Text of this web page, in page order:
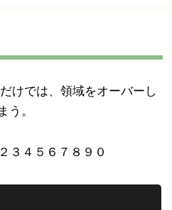
けでは、領域をオーバーし
う。
３４５６７８９０